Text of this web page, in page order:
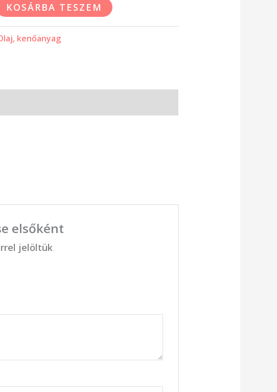
KOSÁRBA TESZEM
kenőanyag
elsőként
jelöltük